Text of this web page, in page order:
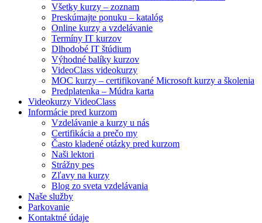
Všetky kurzy – zoznam
Preskúmajte ponuku – katalóg
Online kurzy a vzdelávanie
Termíny IT kurzov
Dlhodobé IT štúdium
Výhodné balíky kurzov
VideoClass videokurzy
MOC kurzy – certifikované Microsoft kurzy a školenia
Predplatenka – Múdra karta
Videokurzy VideoClass
Informácie pred kurzom
Vzdelávanie a kurzy u nás
Certifikácia a prečo my
Často kladené otázky pred kurzom
Naši lektori
Strážny pes
Zľavy na kurzy
Blog zo sveta vzdelávania
Naše služby
Parkovanie
Kontaktné údaje